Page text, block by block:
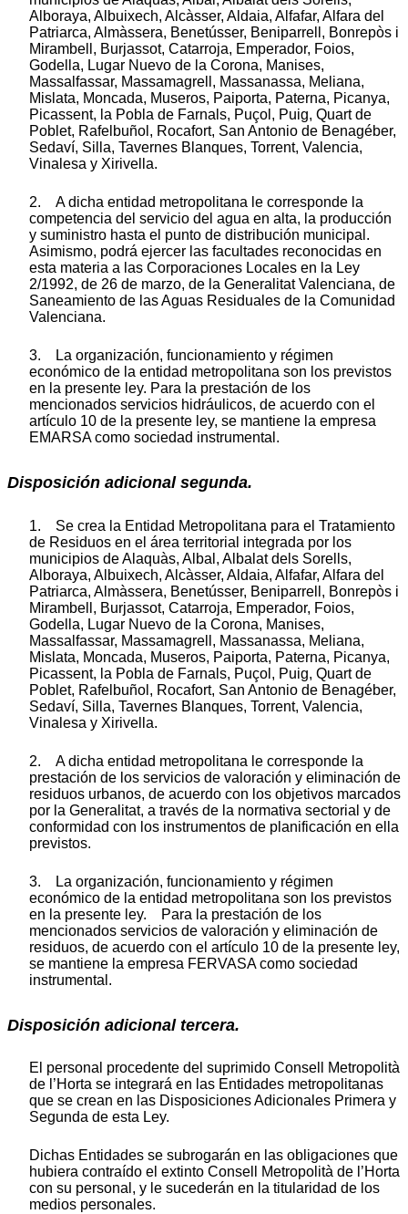
Alboraya, Albuixech, Alcàsser, Aldaia, Alfafar, Alfara del
Patriarca, Almàssera, Benetússer, Beniparrell, Bonrepòs i
Mirambell, Burjassot, Catarroja, Emperador, Foios,
Godella, Lugar Nuevo de la Corona, Manises,
Massalfassar, Massamagrell, Massanassa, Meliana,
Mislata, Moncada, Museros, Paiporta, Paterna, Picanya,
Picassent, la Pobla de Farnals, Puçol, Puig, Quart de
Poblet, Rafelbuñol, Rocafort, San Antonio de Benagéber,
Sedaví, Silla, Tavernes Blanques, Torrent, Valencia,
Vinalesa y Xirivella.
2. A dicha entidad metropolitana le corresponde la
competencia del servicio del agua en alta, la producción
y suministro hasta el punto de distribución municipal.
Asimismo, podrá ejercer las facultades reconocidas en
esta materia a las Corporaciones Locales en la Ley
2/1992, de 26 de marzo, de la Generalitat Valenciana, de
Saneamiento de las Aguas Residuales de la Comunidad
Valenciana.
3. La organización, funcionamiento y régimen
económico de la entidad metropolitana son los previstos
en la presente ley. Para la prestación de los
mencionados servicios hidráulicos, de acuerdo con el
artículo 10 de la presente ley, se mantiene la empresa
EMARSA como sociedad instrumental.
Disposición adicional segunda.
1. Se crea la Entidad Metropolitana para el Tratamiento
de Residuos en el área territorial integrada por los
municipios de Alaquàs, Albal, Albalat dels Sorells,
Alboraya, Albuixech, Alcàsser, Aldaia, Alfafar, Alfara del
Patriarca, Almàssera, Benetússer, Beniparrell, Bonrepòs i
Mirambell, Burjassot, Catarroja, Emperador, Foios,
Godella, Lugar Nuevo de la Corona, Manises,
Massalfassar, Massamagrell, Massanassa, Meliana,
Mislata, Moncada, Museros, Paiporta, Paterna, Picanya,
Picassent, la Pobla de Farnals, Puçol, Puig, Quart de
Poblet, Rafelbuñol, Rocafort, San Antonio de Benagéber,
Sedaví, Silla, Tavernes Blanques, Torrent, Valencia,
Vinalesa y Xirivella.
2. A dicha entidad metropolitana le corresponde la
prestación de los servicios de valoración y eliminación de
residuos urbanos, de acuerdo con los objetivos marcados
por la Generalitat, a través de la normativa sectorial y de
conformidad con los instrumentos de planificación en ella
previstos.
3. La organización, funcionamiento y régimen
económico de la entidad metropolitana son los previstos
en la presente ley. Para la prestación de los
mencionados servicios de valoración y eliminación de
residuos, de acuerdo con el artículo 10 de la presente ley,
se mantiene la empresa FERVASA como sociedad
instrumental.
Disposición adicional tercera.
El personal procedente del suprimido Consell Metropolità
de l’Horta se integrará en las Entidades metropolitanas
que se crean en las Disposiciones Adicionales Primera y
Segunda de esta Ley.
Dichas Entidades se subrogarán en las obligaciones que
hubiera contraído el extinto Consell Metropolità de l’Horta
con su personal, y le sucederán en la titularidad de los
medios personales.